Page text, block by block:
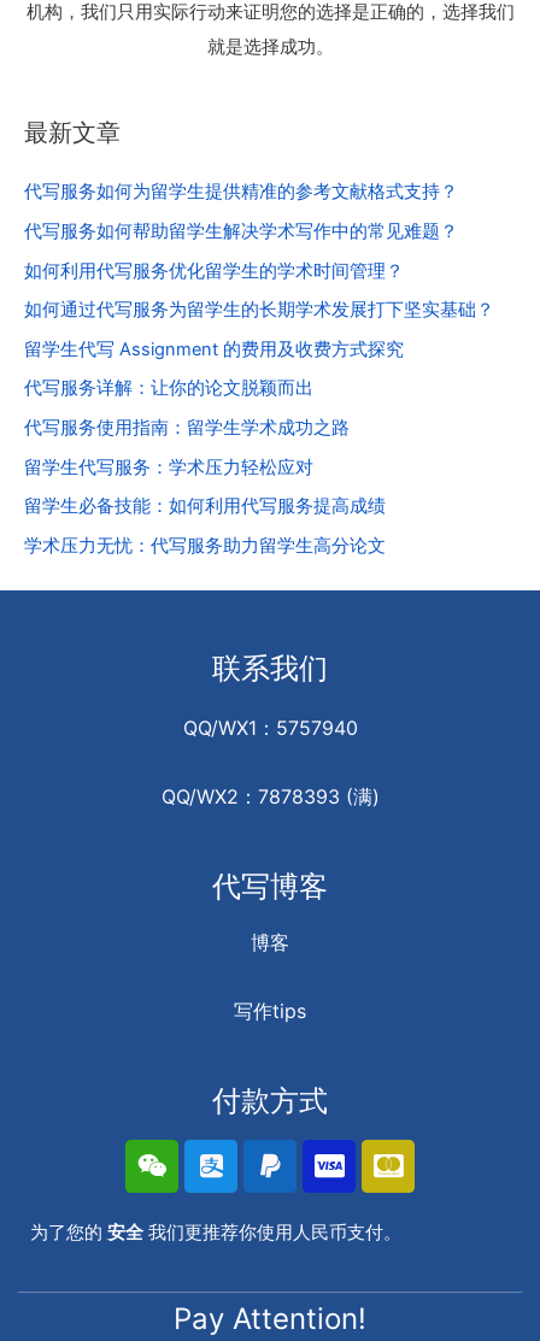
机构，我们只用实际行动来证明您的选择是正确的，选择我们
就是选择成功。
最新文章
代写服务如何为留学生提供精准的参考文献格式支持？
代写服务如何帮助留学生解决学术写作中的常见难题？
如何利用代写服务优化留学生的学术时间管理？
如何通过代写服务为留学生的长期学术发展打下坚实基础？
留学生代写 Assignment 的费用及收费方式探究
代写服务详解：让你的论文脱颖而出
代写服务使用指南：留学生学术成功之路
留学生代写服务：学术压力轻松应对
留学生必备技能：如何利用代写服务提高成绩
学术压力无忧：代写服务助力留学生高分论文
联系我们
QQ/WX1：5757940
QQ/WX2：7878393 (满)
代写博客
博客
写作tips
付款方式
为了您的 安全 我们更推荐你使用人民币支付。
Pay Attention!